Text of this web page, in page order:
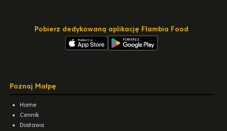
Pobierz dedykowaną aplikację Flambia Food
Poznaj Małpę
Home
Cennik
Dostawa